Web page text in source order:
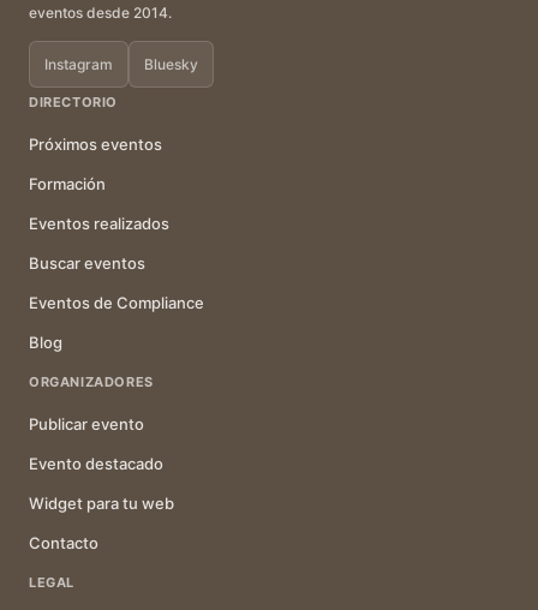
eventos desde 2014.
Instagram Bluesky
DIRECTORIO
Próximos eventos
Formación
Eventos realizados
Buscar eventos
Eventos de Compliance
Blog
ORGANIZADORES
Publicar evento
Evento destacado
Widget para tu web
Contacto
LEGAL